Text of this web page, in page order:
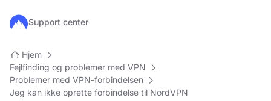
Gå til hovedindhold
Support center
Hjem
Fejlfinding og problemer med VPN
Problemer med VPN-forbindelsen
Jeg kan ikke oprette forbindelse til NordVPN